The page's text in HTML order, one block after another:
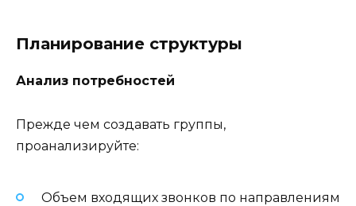
Планирование структуры
Анализ потребностей
Прежде чем создавать группы,
проанализируйте:
Объем входящих звонков по направлениям